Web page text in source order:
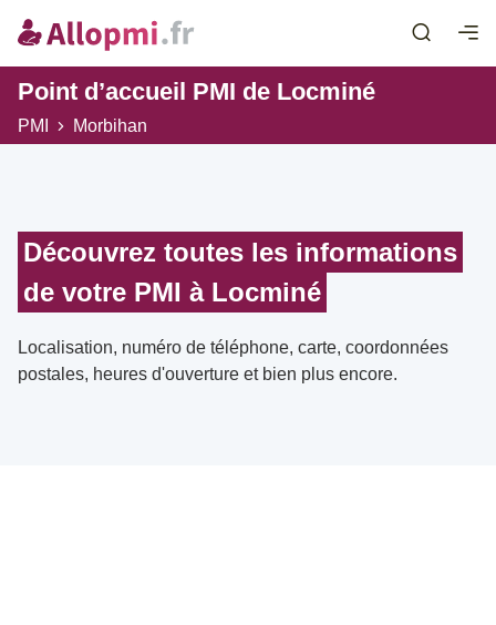
Point d’accueil PMI de Locminé
PMI Morbihan
Découvrez toutes les informations
de votre PMI à Locminé
Localisation, numéro de téléphone, carte, coordonnées
postales, heures d'ouverture et bien plus encore.